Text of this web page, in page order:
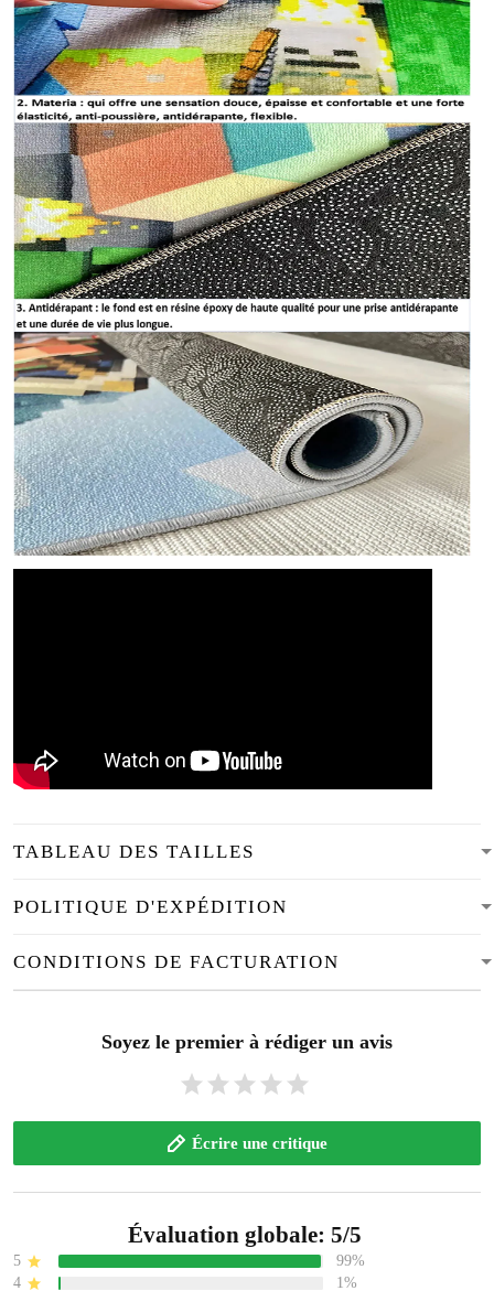
TABLEAU DES TAILLES
POLITIQUE D'EXPÉDITION
CONDITIONS DE FACTURATION
Soyez le premier à rédiger un avis
Écrire une critique
Évaluation globale: 5/5
5
99%
4
1%